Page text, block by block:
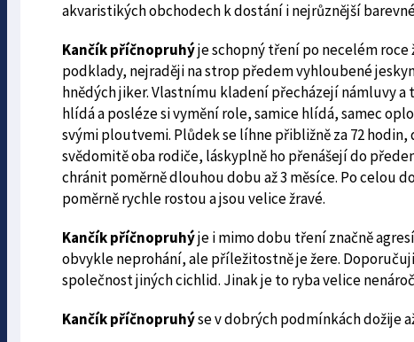
akvaristikých obchodech k dostání i nejrůznější
Kančík příčnopruhýje schopný tření po necelém roce
podklady, nejraději na strop předem vyhloubené
hnědých jiker. Vlastnímu kladení přecházejí námluvy
hlídá a posléze si vymění role, samice hlídá, samec
svými ploutvemi. Plůdek se líhne přibližně za 72 hodin,
svědomitě oba rodiče, láskyplně ho přenášejí do
chránit poměrně dlouhou dobu až 3 měsíce. Po celou
poměrně rychle rostou a jsou velice žravé.
Kančík příčnopruhýje i mimo dobu tření značně
obvykle neprohání, ale příležitostně je žere.
společnost jiných cichlid. Jinak je to ryba velice
Kančík příčnopruhýse v dobrých podmínkách dožije